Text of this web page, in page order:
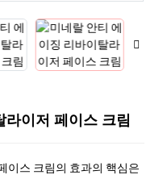
라이저 페이스 크림
이스 크림의 효과의 핵심은